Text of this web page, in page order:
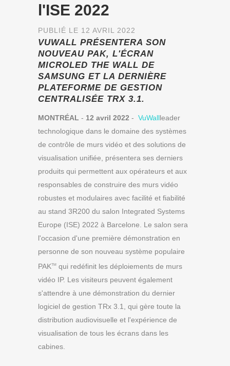
l'ISE 2022
PUBLIÉ LE 12 AVRIL 2022
VUWALL PRÉSENTERA SON
NOUVEAU PAK, L'ÉCRAN
MICROLED THE WALL DE
SAMSUNG ET LA DERNIÈRE
PLATEFORME DE GESTION
CENTRALISÉE TRX 3.1.
MONTRÉAL - 12 avril 2022 - VuWallleader
technologique dans le domaine des systèmes
de contrôle de murs vidéo et des solutions de
visualisation unifiée, présentera ses derniers
produits qui permettent aux opérateurs et aux
responsables de construire des murs vidéo
robustes et modulaires avec facilité et fiabilité
au stand 3R200 du salon Integrated Systems
Europe (ISE) 2022 à Barcelone. Le salon sera
l'occasion d'une première démonstration en
personne de son nouveau système populaire
PAKTM
qui redéfinit les déploiements de murs
vidéo IP. Les visiteurs peuvent également
s'attendre à une démonstration du dernier
logiciel de gestion TRx 3.1, qui gère toute la
distribution audiovisuelle et l'expérience de
visualisation de tous les écrans dans les
cabines.